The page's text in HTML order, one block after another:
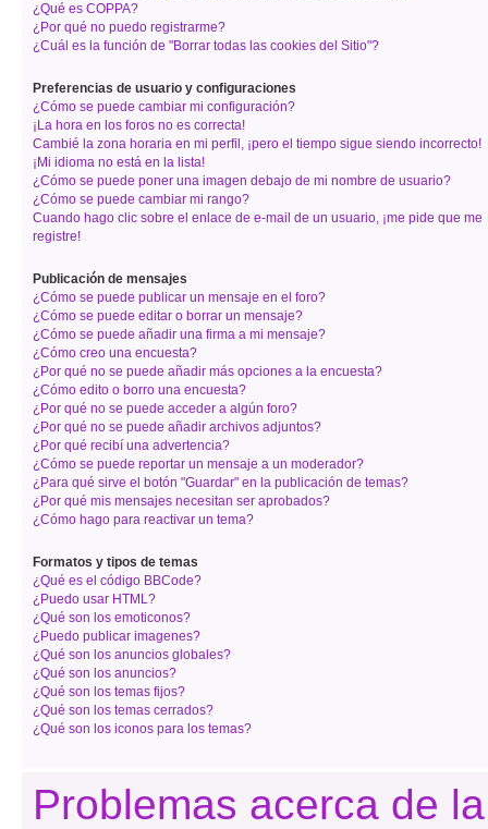
¿Qué es COPPA?
¿Por qué no puedo registrarme?
¿Cuál es la función de "Borrar todas las cookies del Sitio"?
Preferencias de usuario y configuraciones
¿Cómo se puede cambiar mi configuración?
¡La hora en los foros no es correcta!
Cambié la zona horaria en mi perfil, ¡pero el tiempo sigue siendo incorrecto!
¡Mi idioma no está en la lista!
¿Cómo se puede poner una imagen debajo de mi nombre de usuario?
¿Cómo se puede cambiar mi rango?
Cuando hago clic sobre el enlace de e-mail de un usuario, ¡me pide que me
registre!
Publicación de mensajes
¿Cómo se puede publicar un mensaje en el foro?
¿Cómo se puede editar o borrar un mensaje?
¿Cómo se puede añadir una firma a mi mensaje?
¿Cómo creo una encuesta?
¿Por qué no se puede añadir más opciones a la encuesta?
¿Cómo edito o borro una encuesta?
¿Por qué no se puede acceder a algún foro?
¿Por qué no se puede añadir archivos adjuntos?
¿Por qué recibí una advertencia?
¿Cómo se puede reportar un mensaje a un moderador?
¿Para qué sirve el botón "Guardar" en la publicación de temas?
¿Por qué mis mensajes necesitan ser aprobados?
¿Cómo hago para reactivar un tema?
Formatos y tipos de temas
¿Qué es el código BBCode?
¿Puedo usar HTML?
¿Qué son los emoticonos?
¿Puedo publicar imagenes?
¿Qué son los anuncios globales?
¿Qué son los anuncios?
¿Qué son los temas fijos?
¿Qué son los temas cerrados?
¿Qué son los iconos para los temas?
Problemas acerca de